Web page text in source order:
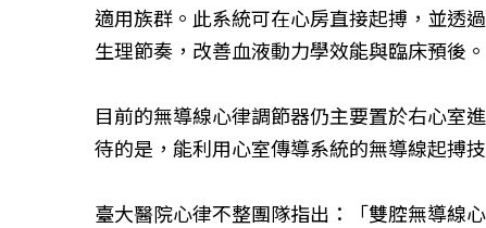
適用族群。此系統可在心房直接起搏，並透
生理節奏，改善血液動力學效能與臨床預後。
目前的無導線心律調節器仍主要置於右心室
待的是，能利用心室傳導系統的無導線起搏
臺大醫院心律不整團隊指出：「雙腔無導線